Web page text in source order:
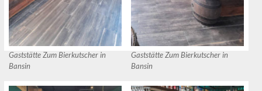
Gaststätte Zum Bierkutscher in
Bansin
Gaststätte Zum Bierkutscher in
Bansin